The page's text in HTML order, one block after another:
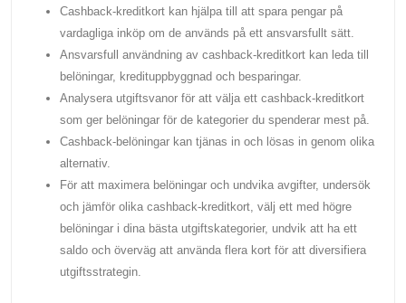
Cashback-kreditkort kan hjälpa till att spara pengar på
vardagliga inköp om de används på ett ansvarsfullt sätt.
Ansvarsfull användning av cashback-kreditkort kan leda till
belöningar, kredituppbyggnad och besparingar.
Analysera utgiftsvanor för att välja ett cashback-kreditkort
som ger belöningar för de kategorier du spenderar mest på.
Cashback-belöningar kan tjänas in och lösas in genom olika
alternativ.
För att maximera belöningar och undvika avgifter, undersök
och jämför olika cashback-kreditkort, välj ett med högre
belöningar i dina bästa utgiftskategorier, undvik att ha ett
saldo och överväg att använda flera kort för att diversifiera
utgiftsstrategin.